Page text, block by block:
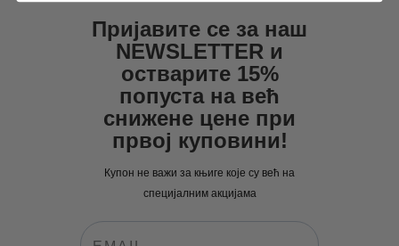
рсд.
638 .
0
0
рсд.
0
0
рсд.
Пријавите се за наш
NEWSLETTER и
остварите 15%
попуста на већ
снижене цене при
првој куповини!
Купон не важи за књиге које су већ на
специјалним акцијама